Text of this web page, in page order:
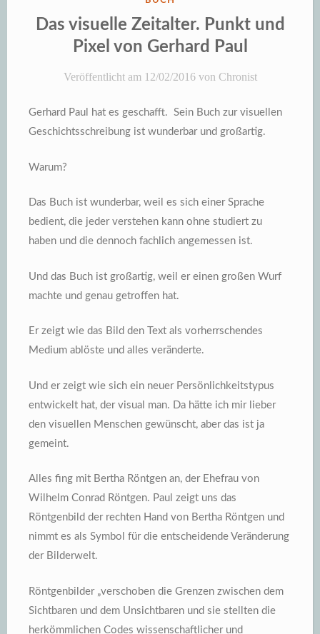
IN
Das visuelle Zeitalter. Punkt und
Pixel von Gerhard Paul
Veröffentlicht am 12/02/2016von Chronist
Gerhard Paul hat es geschafft. Sein Buch zur visuellen
Geschichtsschreibung ist wunderbar und großartig.
Warum?
Das Buch ist wunderbar, weil es sich einer Sprache
bedient, die jeder verstehen kann ohne studiert zu
haben und die dennoch fachlich angemessen ist.
Und das Buch ist großartig, weil er einen großen Wurf
machte und genau getroffen hat.
Er zeigt wie das Bild den Text als vorherrschendes
Medium ablöste und alles veränderte.
Und er zeigt wie sich ein neuer Persönlichkeitstypus
entwickelt hat, der visual man. Da hätte ich mir lieber
den visuellen Menschen gewünscht, aber das ist ja
gemeint.
Alles fing mit Bertha Röntgen an, der Ehefrau von
Wilhelm Conrad Röntgen. Paul zeigt uns das
Röntgenbild der rechten Hand von Bertha Röntgen und
nimmt es als Symbol für die entscheidende Veränderung
der Bilderwelt.
Röntgenbilder „verschoben die Grenzen zwischen dem
Sichtbaren und dem Unsichtbaren und sie stellten die
herkömmlichen Codes wissenschaftlicher und